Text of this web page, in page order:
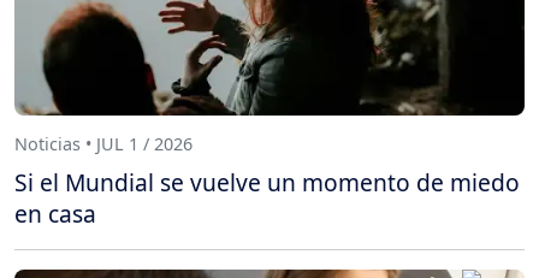
Noticias • JUL 1 / 2026
Si el Mundial se vuelve un momento de miedo
en casa